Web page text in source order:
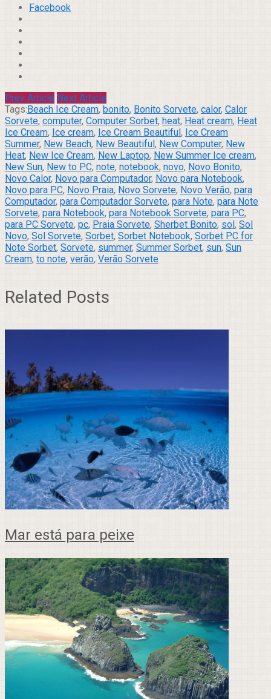
Compartilhar
Facebook
Prev Article Next Article
Tags:Beach Ice Cream, bonito, Bonito Sorvete, calor, Calor
Sorvete, computer, Computer Sorbet, heat, Heat cream, Heat
Ice Cream, Ice cream, Ice Cream Beautiful, Ice Cream
Summer, New Beach, New Beautiful, New Computer, New
Heat, New Ice Cream, New Laptop, New Summer Ice cream,
New Sun, New to PC, note, notebook, novo, Novo Bonito,
Novo Calor, Novo para Computador, Novo para Notebook,
Novo para PC, Novo Praia, Novo Sorvete, Novo Verão, para
Computador, para Computador Sorvete, para Note, para Note
Sorvete, para Notebook, para Notebook Sorvete, para PC,
para PC Sorvete, pc, Praia Sorvete, Sherbet Bonito, sol, Sol
Novo, Sol Sorvete, Sorbet, Sorbet Notebook, Sorbet PC for
Note Sorbet, Sorvete, summer, Summer Sorbet, sun, Sun
Cream, to note, verão, Verão Sorvete
Related Posts
Mar está para peixe